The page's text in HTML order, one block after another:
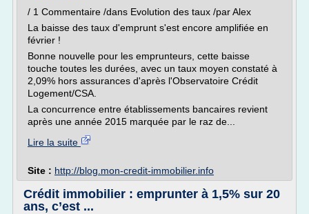
/ 1 Commentaire /dans Evolution des taux /par Alex
La baisse des taux d'emprunt s'est encore amplifiée en
février !
Bonne nouvelle pour les emprunteurs, cette baisse
touche toutes les durées, avec un taux moyen constaté à
2,09% hors assurances d'après l'Observatoire Crédit
Logement/CSA.
La concurrence entre établissements bancaires revient
après une année 2015 marquée par le raz de...
Lire la suite
Site : http://blog.mon-credit-immobilier.info
Crédit immobilier : emprunter à 1,5% sur 20
ans, c’est ...